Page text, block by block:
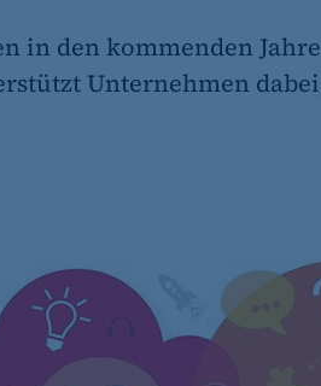
in den kommenden
Unternehmen